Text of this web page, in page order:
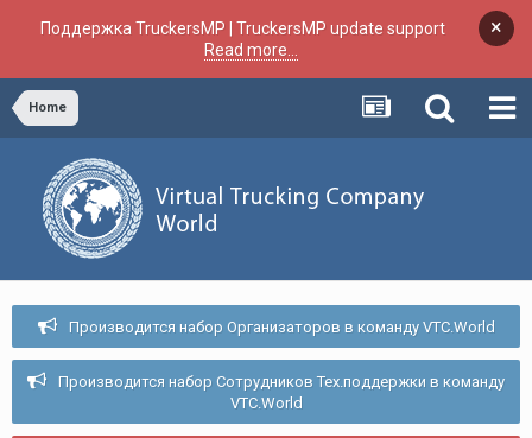
Поддержка TruckersMP | TruckersMP update support
Read more...
×
Home
Производится набор Организаторов в команду VTC.World
Производится набор Сотрудников Тех.поддержки в команду
VTC.World